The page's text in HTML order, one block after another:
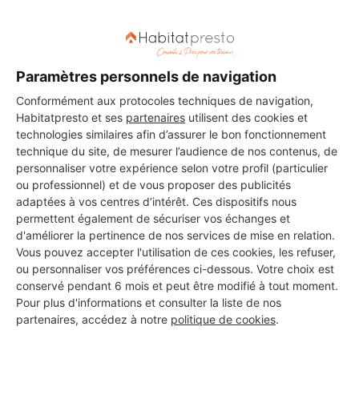
Paramètres personnels de navigation
Conformément aux protocoles techniques de navigation,
Habitatpresto et ses partenaires utilisent des cookies et
technologies similaires afin d’assurer le bon fonctionnement
technique du site, de mesurer l’audience de nos contenus, de
personnaliser votre expérience selon votre profil (particulier
ou professionnel) et de vous proposer des publicités
adaptées à vos centres d’intérêt. Ces dispositifs nous
permettent également de sécuriser vos échanges et
d'améliorer la pertinence de nos services de mise en relation.
Vous pouvez accepter l'utilisation de ces cookies, les refuser,
ou personnaliser vos préférences ci-dessous. Votre choix est
conservé pendant 6 mois et peut être modifié à tout moment.
Pour plus d'informations et consulter la liste de nos
partenaires, accédez à notre politique de cookies.
Aucun autre professionnel disponible dans cette zone